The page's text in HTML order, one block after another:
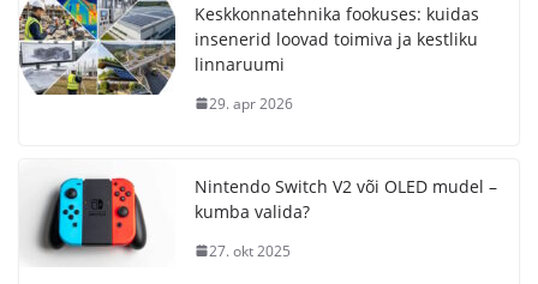
Keskkonnatehnika fookuses: kuidas
insenerid loovad toimiva ja kestliku
linnaruumi
29. apr 2026
Nintendo Switch V2 või OLED mudel –
kumba valida?
27. okt 2025